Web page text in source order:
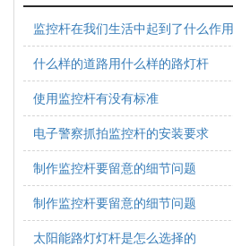
监控杆在我们生活中起到了什么作用
什么样的道路用什么样的路灯杆
使用监控杆有没有标准
电子警察抓拍监控杆的安装要求
制作监控杆要留意的细节问题
制作监控杆要留意的细节问题
太阳能路灯灯杆是怎么选择的